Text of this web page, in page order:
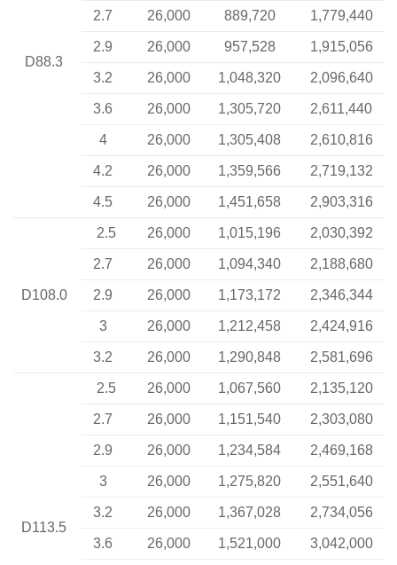
D88.3
2.7 26,000 889,720 1,779,440
2.9 26,000 957,528 1,915,056
3.2 26,000 1,048,320 2,096,640
3.6 26,000 1,305,720 2,611,440
4 26,000 1,305,408 2,610,816
4.2 26,000 1,359,566 2,719,132
4.5 26,000 1,451,658 2,903,316
D108.0
2.5 26,000 1,015,196 2,030,392
2.7 26,000 1,094,340 2,188,680
2.9 26,000 1,173,172 2,346,344
3 26,000 1,212,458 2,424,916
3.2 26,000 1,290,848 2,581,696
D113.5
2.5 26,000 1,067,560 2,135,120
2.7 26,000 1,151,540 2,303,080
2.9 26,000 1,234,584 2,469,168
3 26,000 1,275,820 2,551,640
3.2 26,000 1,367,028 2,734,056
3.6 26,000 1,521,000 3,042,000